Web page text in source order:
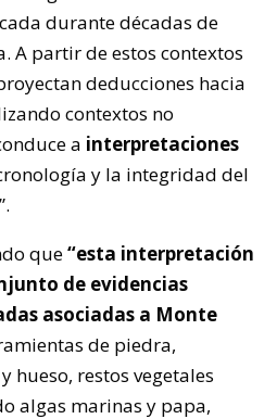
durante décadas de
A partir de estos contextos
deducciones hacia
contextos no
a interpretaciones
y la integridad del
que“esta interpretación
de evidencias
asociadas a Monte
de piedra,
hueso, restos vegetales
algas marinas y papa,